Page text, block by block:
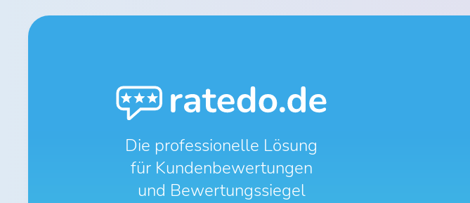
Die professionelle Lösung
für Kundenbewertungen
und Bewertungssiegel